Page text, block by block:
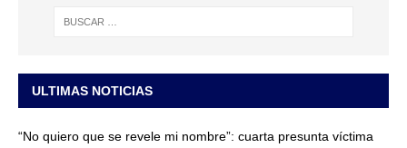
ULTIMAS NOTICIAS
“No quiero que se revele mi nombre”: cuarta presunta víctima